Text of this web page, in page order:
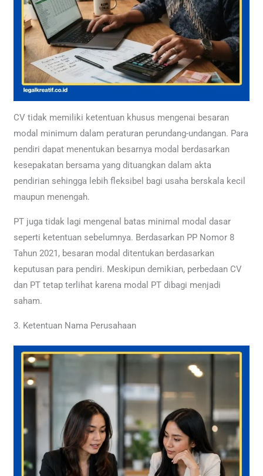
CV tidak memiliki ketentuan khusus mengenai besaran
modal minimum dalam peraturan perundang-undangan. Para
pendiri dapat menentukan besarnya modal berdasarkan
kesepakatan bersama yang dituangkan dalam akta
pendirian sehingga lebih fleksibel bagi usaha berskala kecil
maupun menengah.
PT juga tidak lagi mengenal batas minimal modal dasar
seperti ketentuan sebelumnya. Berdasarkan PP Nomor 8
Tahun 2021, besaran modal ditentukan berdasarkan
keputusan para pendiri. Meskipun demikian, perbedaan CV
dan PT tetap terlihat karena modal PT dibagi menjadi
saham.
3. Ketentuan Nama Perusahaan